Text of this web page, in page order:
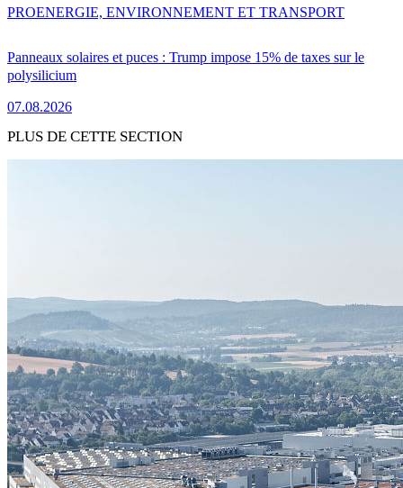
Panneaux solaires et puces : Trump impose 15% de taxes sur le
polysilicium
07.08.2026
PROENERGIE, ENVIRONNEMENT ET TRANSPORT
PLUS DE CETTE SECTION